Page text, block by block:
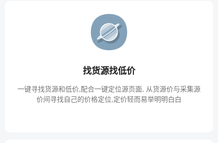
找货源找低价
一键寻找货源和低价,配合一键定位源页面, 从货源价与采集源
价间寻找自己的价格定位,定价轻而易举明明白白